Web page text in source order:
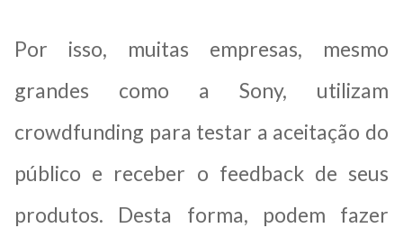
Por isso, muitas empresas, mesmo
grandes como a Sony, utilizam
crowdfunding para testar a aceitação do
público e receber o feedback de seus
produtos. Desta forma, podem fazer